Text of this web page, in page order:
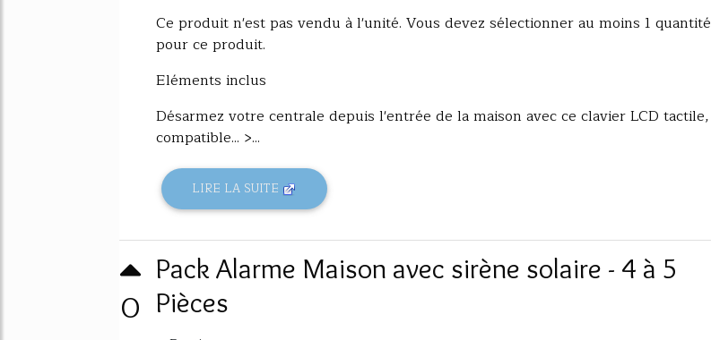
Ce produit n'est pas vendu à l'unité. Vous devez sélectionner au moins 1 quantité
pour ce produit.
Eléments inclus
Désarmez votre centrale depuis l'entrée de la maison avec ce clavier LCD tactile,
compatible... >...
LIRE LA SUITE
0
Pack Alarme Maison avec sirène solaire - 4 à 5
Pièces